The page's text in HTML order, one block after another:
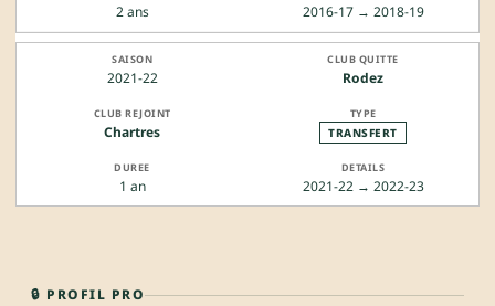
2 ans 2016-17 → 2018-19
2021-22 Rodez
Chartres TRANSFERT
1 an 2021-22 → 2022-23
🔒 PROFIL PRO